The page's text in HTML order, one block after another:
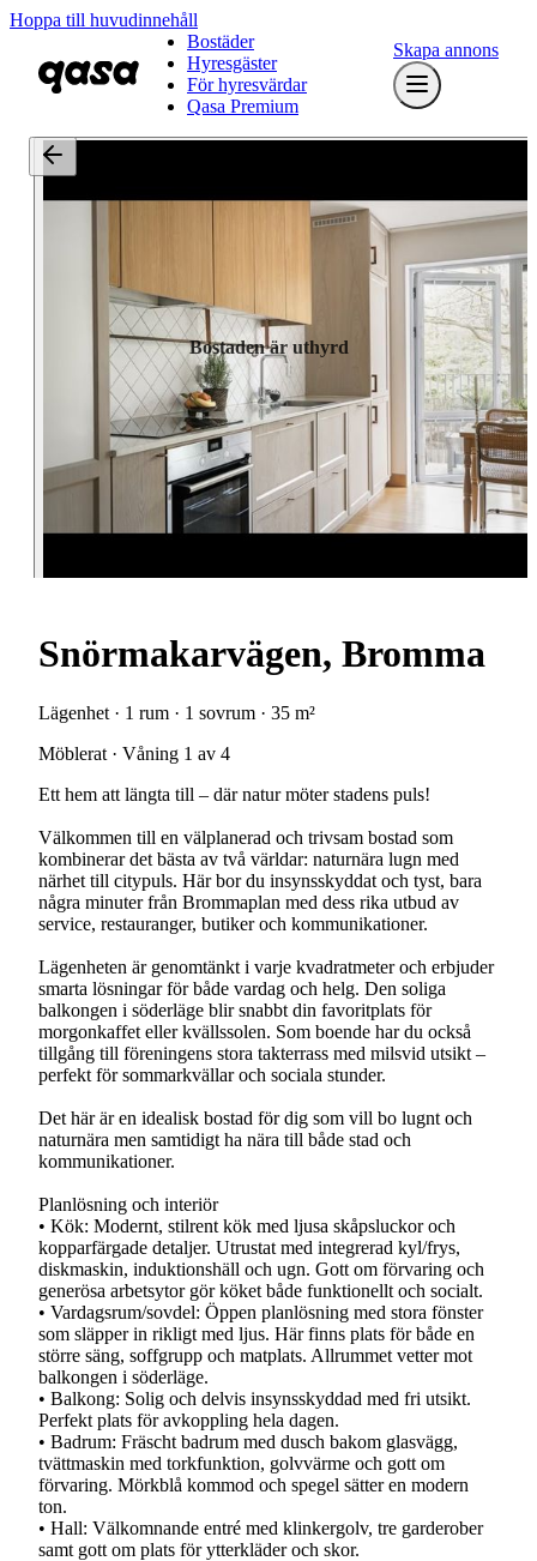
Hoppa till huvudinnehåll
Bostäder
Hyresgäster
För hyresvärdar
Qasa Premium
Skapa annons
Bostaden är uthyrd
Snörmakarvägen, Bromma
Lägenhet · 1 rum · 1 sovrum · 35 m²
Möblerat · Våning 1 av 4
Ett hem att längta till – där natur möter stadens puls!
Välkommen till en välplanerad och trivsam bostad som
kombinerar det bästa av två världar: naturnära lugn med
närhet till citypuls. Här bor du insynsskyddat och tyst, bara
några minuter från Brommaplan med dess rika utbud av
service, restauranger, butiker och kommunikationer.
Lägenheten är genomtänkt i varje kvadratmeter och erbjuder
smarta lösningar för både vardag och helg. Den soliga
balkongen i söderläge blir snabbt din favoritplats för
morgonkaffet eller kvällssolen. Som boende har du också
tillgång till föreningens stora takterrass med milsvid utsikt –
perfekt för sommarkvällar och sociala stunder.
Det här är en idealisk bostad för dig som vill bo lugnt och
naturnära men samtidigt ha nära till både stad och
kommunikationer.
Planlösning och interiör
• Kök: Modernt, stilrent kök med ljusa skåpsluckor och
kopparfärgade detaljer. Utrustat med integrerad kyl/frys,
diskmaskin, induktionshäll och ugn. Gott om förvaring och
generösa arbetsytor gör köket både funktionellt och socialt.
• Vardagsrum/sovdel: Öppen planlösning med stora fönster
som släpper in rikligt med ljus. Här finns plats för både en
större säng, soffgrupp och matplats. Allrummet vetter mot
balkongen i söderläge.
• Balkong: Solig och delvis insynsskyddad med fri utsikt.
Perfekt plats för avkoppling hela dagen.
• Badrum: Fräscht badrum med dusch bakom glasvägg,
tvättmaskin med torkfunktion, golvvärme och gott om
förvaring. Mörkblå kommod och spegel sätter en modern
ton.
• Hall: Välkomnande entré med klinkergolv, tre garderober
samt gott om plats för ytterkläder och skor.